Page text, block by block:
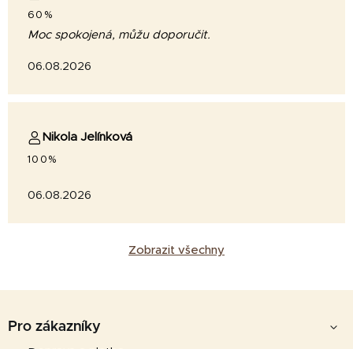
60%
Moc spokojená, můžu doporučit.
06.08.2026
Nikola Jelínková
100%
06.08.2026
Zobrazit všechny
Pro zákazníky